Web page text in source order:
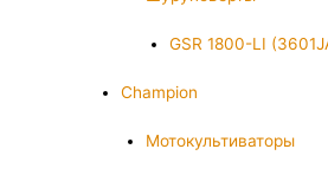
GSR 1800-LI
Champion
Мотокультиваторы